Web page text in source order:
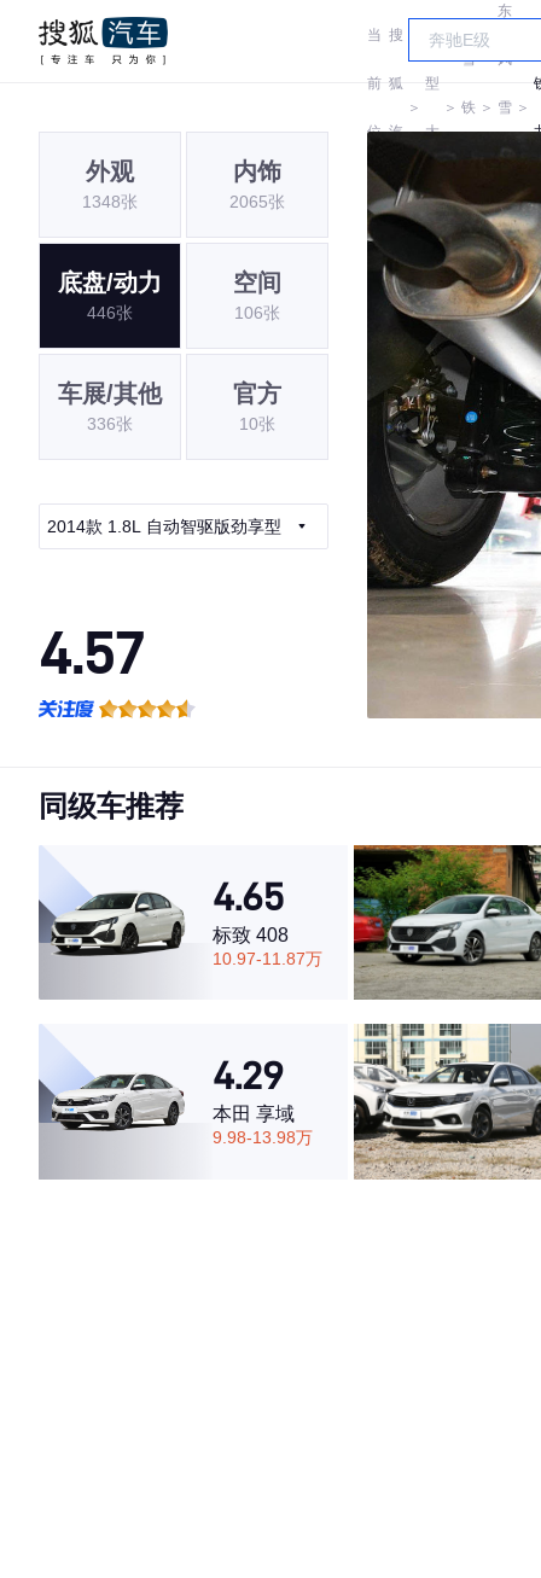
当
前
位
置:
搜
狐
汽
＞
车
型
大
＞
雪
铁 ＞
东
风
雪
铁
龙
＞
外观
1348张
内饰
2065张
底盘/动力
446张
空间
106张
车展/其他
336张
官方
10张
2014款 1.8L 自动智驱版劲享型
4.57
·空间表现较为优秀，优于60%同级车
同级车推荐
4.65
标致 408
10.97-11.87万
4.29
本田 享域
9.98-13.98万